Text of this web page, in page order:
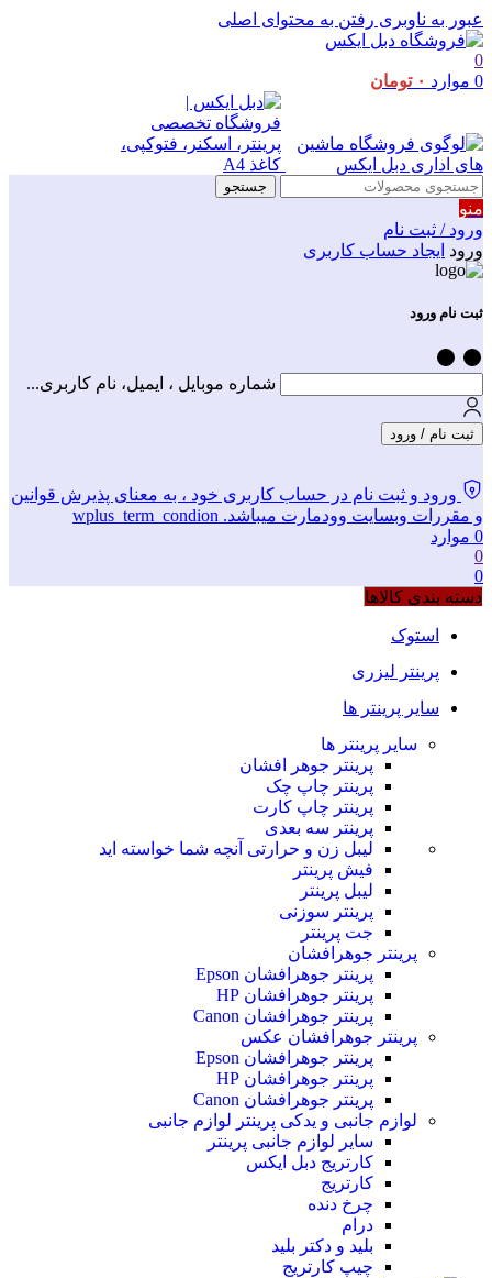
عبور به ناوبری رفتن به محتوای اصلی
0
0 موارد ۰ تومان
جستجو
منو
ورود / ثبت نام
ورود ایجاد حساب کاربری
ثبت نام ورود
شماره موبایل ، ایمیل، نام کاربری...
ثبت نام / ورود
ورود و ثبت نام در حساب کاربری خود ، به معنای پذیرش قوانین
و مقررات وبسایت وودمارت میباشد. wplus_term_condion
0 موارد
0
0
دسته بندی کالاها
استوک
پرینتر لیزری
سایر پرینتر ها
سایر پرینتر ها
پرینتر جوهر افشان
پرینتر چاپ چک
پرینتر چاپ کارت
پرینتر سه بعدی
لیبل زن و حرارتی آنچه شما خواسته اید
فیش پرینتر
لیبل پرینتر
پرینتر سوزنی
جت پرینتر
پرینتر جوهرافشان
پرینتر جوهرافشان Epson
پرینتر جوهرافشان HP
پرینتر جوهرافشان Canon
پرینتر جوهرافشان عکس
پرینتر جوهرافشان Epson
پرینتر جوهرافشان HP
پرینتر جوهرافشان Canon
لوازم جانبی و یدکی پرینتر لوازم جانبی
سایر لوازم جانبی پرینتر
کارتریج دبل ایکس
کارتریج
چرخ دنده
درام
بلید و دکتر بلید
چیپ کارتریج